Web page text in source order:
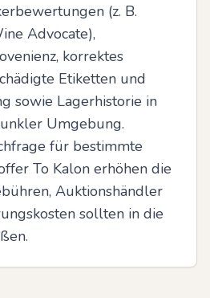
(z. B.
Advocate),
korrektes
Etiketten und
sowie Lagerhistorie in
Umgebung.
für bestimmte
To Kalon erhöhen die
Auktionshändler
sollten in die